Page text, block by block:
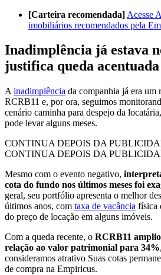
[Carteira recomendada] Acesse
imobiliários recomendados pela
Inadimplência já estava
justifica queda
A inadimplência da companhia já era um
RCRB11 e, por ora, seguimos
cenário caminha para despejo da
pode levar alguns meses.
CONTINUA DEPOIS DA
CONTINUA DEPOIS DA
Mesmo com o evento negativo,
cota do fundo nos últimos meses foi
geral, seu portfólio apresenta o melhor
últimos anos, com taxa de vacância física
do preço de locação em alguns imóveis.
Com a queda recente, o RCRB11
relação ao valor patrimonial para 34%
consideramos atrativo Suas cotas
de compra na Empiricus.